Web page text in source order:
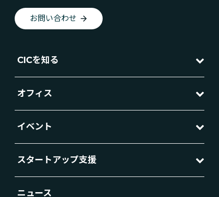
お問い合わせ
CICを知る
オフィス
イベント
スタートアップ支援
ニュース